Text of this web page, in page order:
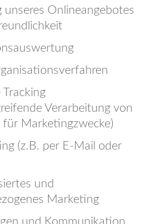
unseres Onlineangebotes
Verarbeitung von
für Marketingzwecke)
(z.B. per E-Mail oder
und
Marketing
und Kommunikation